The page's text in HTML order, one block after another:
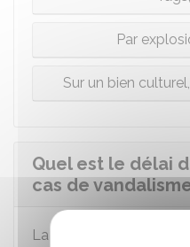
Par
Sur un bien
Quel est le délai
cas de
La